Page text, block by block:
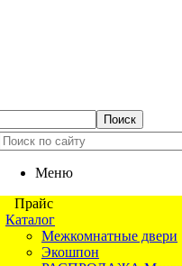
Меню
Прайс
Каталог
Межкомнатные двери
Экошпон